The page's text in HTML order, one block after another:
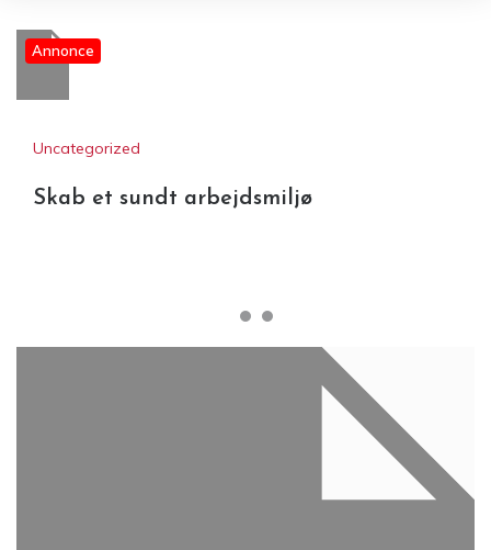
Annonce
Uncategorized
Skab et sundt arbejdsmiljø